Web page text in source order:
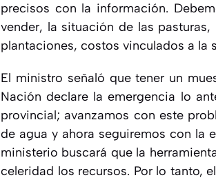
precisos con la información.
vender, la situación de las
plantaciones, costos vinculados a la
El ministro señaló que tener un
Nación declare la emergencia lo
provincial; avanzamos con este
de agua y ahora seguiremos con la
ministerio buscará que la
celeridad los recursos. Por lo tanto,